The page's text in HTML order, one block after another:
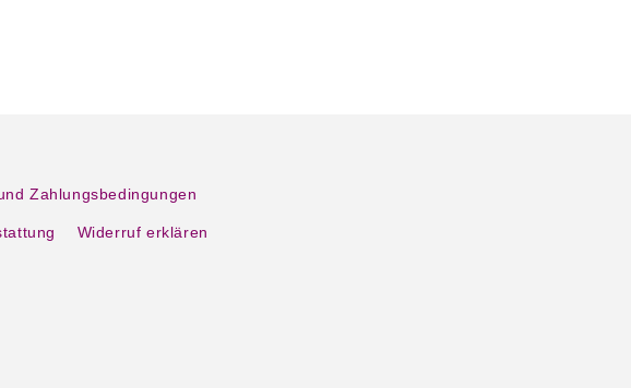
Zahlungsbedingungen
Widerruf erklären